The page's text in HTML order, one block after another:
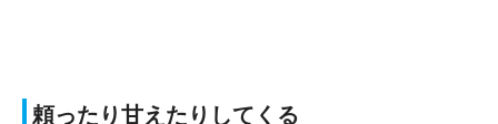
頼ったり甘えたりしてくる